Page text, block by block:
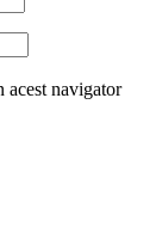
acest navigator